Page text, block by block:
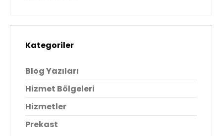
Kategoriler
Blog Yazıları
Hizmet Bölgeleri
Hizmetler
Prekast